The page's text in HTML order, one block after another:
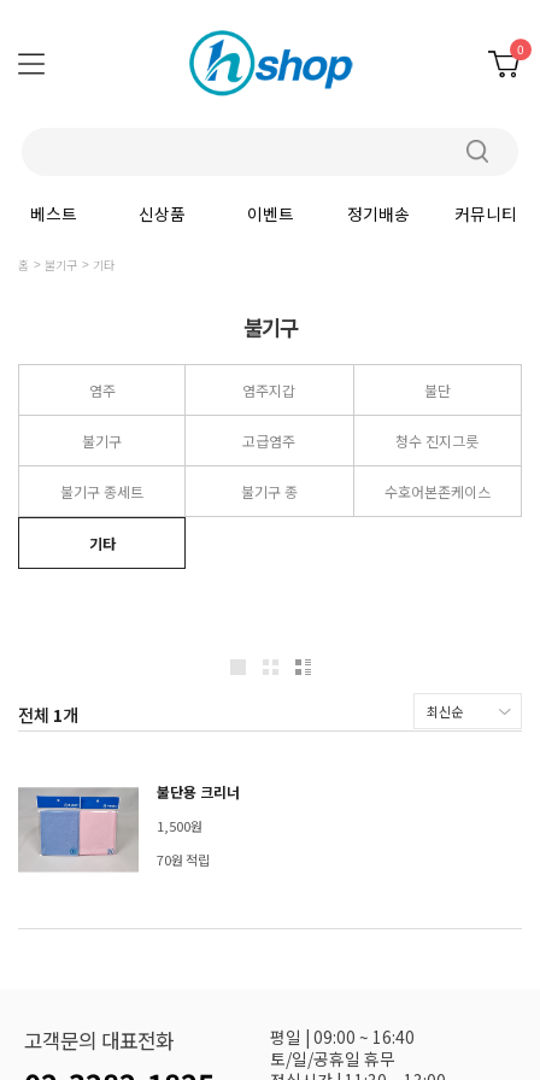
0
베스트 신상품 이벤트 정기배송 커뮤니티
홈 불기구 기타
불기구
염주 염주지갑 불단
불기구 고급염주 청수 진지그릇
불기구 종세트 불기구 종 수호어본존케이스
기타
전체 1개
불단용 크리너
1,500원
70원 적립
고객문의 대표전화
평일 | 09:00 ~ 16:40
토/일/공휴일 휴무